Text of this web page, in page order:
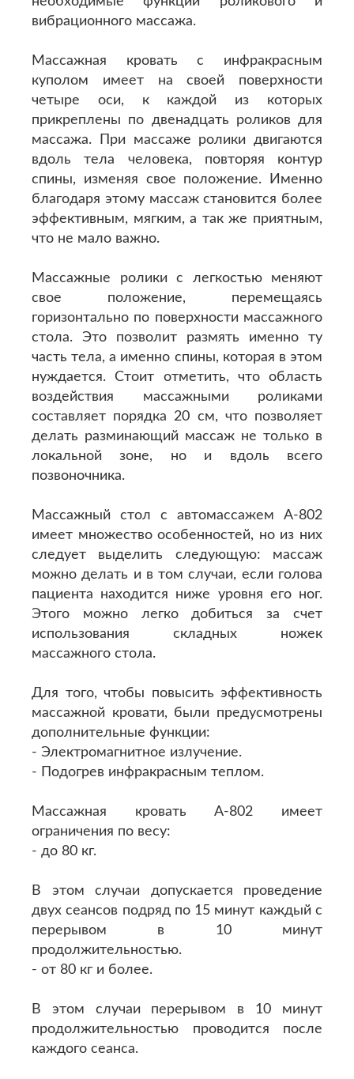
вибрационного массажа.
Массажная кровать с инфракрасным
куполом имеет на своей поверхности
четыре оси, к каждой из которых
прикреплены по двенадцать роликов для
массажа. При массаже ролики двигаются
вдоль тела человека, повторяя контур
спины, изменяя свое положение. Именно
благодаря этому массаж становится более
эффективным, мягким, а так же приятным,
что не мало важно.
Массажные ролики с легкостью меняют
свое положение, перемещаясь
горизонтально по поверхности массажного
стола. Это позволит размять именно ту
часть тела, а именно спины, которая в этом
нуждается. Стоит отметить, что область
воздействия массажными роликами
составляет порядка 20 см, что позволяет
делать разминающий массаж не только в
локальной зоне, но и вдоль всего
позвоночника.
Массажный стол с автомассажем A-802
имеет множество особенностей, но из них
следует выделить следующую: массаж
можно делать и в том случаи, если голова
пациента находится ниже уровня его ног.
Этого можно легко добиться за счет
использования складных ножек
массажного стола.
Для того, чтобы повысить эффективность
массажной кровати, были предусмотрены
дополнительные функции:
- Электромагнитное излучение.
- Подогрев инфракрасным теплом.
Массажная кровать A-802 имеет
ограничения по весу:
- до 80 кг.
В этом случаи допускается проведение
двух сеансов подряд по 15 минут каждый с
перерывом в 10 минут
продолжительностью.
- от 80 кг и более.
В этом случаи перерывом в 10 минут
продолжительностью проводится после
каждого сеанса.